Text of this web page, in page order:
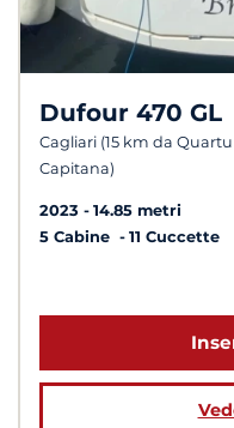
Dufour 470 GL
Cagliari (15 km da
Capitana)
2023
14.85 metri
5 Cabine
11 Cuccette